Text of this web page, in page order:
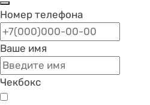
Номер телефона
Ваше имя
Чекбокс